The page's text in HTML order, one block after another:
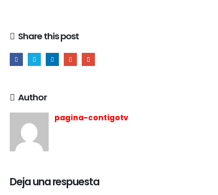
Share this post
Author
pagina-contigotv
Deja una respuesta